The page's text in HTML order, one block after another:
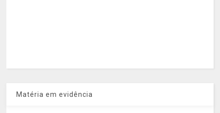
Matéria em evidência